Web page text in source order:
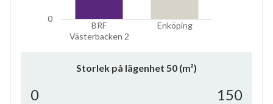
BRF
Västerbacken 2
Enköping
0
Storlek på lägenhet 50 (m²)
0 150